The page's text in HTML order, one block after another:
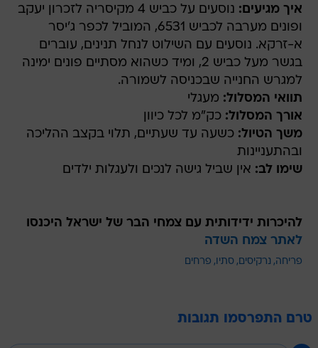
איך מגיעים:
נוסעים על כביש 4 מקיסריה לזכרון יעקב
ופונים מערבה לכביש 6531, המוביל לכפר ג'יסר
א-זרקא. נוסעים עם השילוט לנחל תנינים, עוברים
בגשר מעל כביש 2, ומיד כשהוא מסתיים פונים ימינה
למגרש החנייה שבכניסה לשמורה.
תוואי המסלול: מעגלי
אורך המסלול: כק"מ לכל כיוון
משך הטיול: כשעה עד שעתיים, תלוי בקצב ההליכה
ובהתעניינות
שימו לב: אין שביל גישה לנכים ולעגלות ילדים
להיכרות ידידותית עם צמחי הבר של ישראל היכנסו
לאתר צמח השדה
פריחה נרקיסים סתיו פרחים
טרם התפרסמו תגובות